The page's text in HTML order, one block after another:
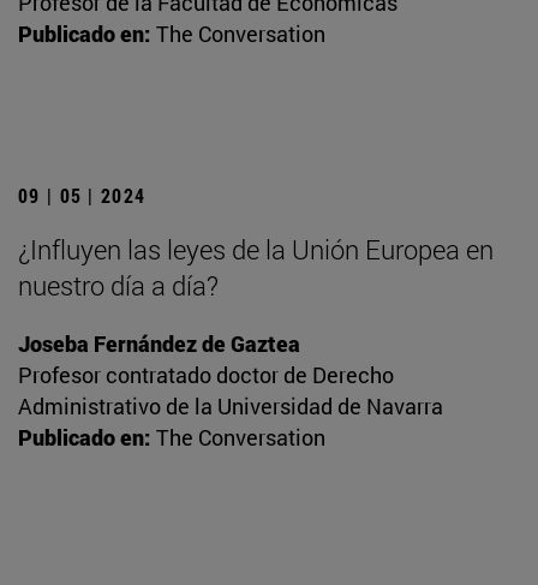
Publicado en: The Conversation
09 | 05 | 2024
¿Influyen las leyes de la Unión Europea en
nuestro día a día?
Joseba Fernández de Gaztea
Profesor contratado doctor de Derecho
Administrativo de la Universidad de Navarra
Publicado en: The Conversation